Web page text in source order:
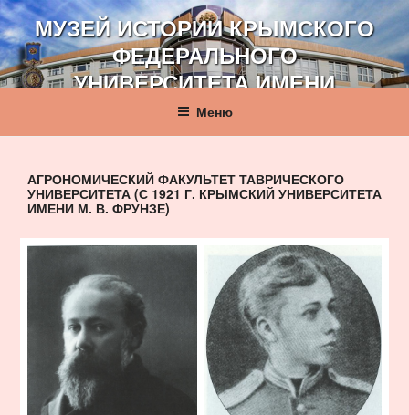
Перейти
к
содержимому
МУЗЕЙ ИСТОРИИ КРЫМСКОГО
ФЕДЕРАЛЬНОГО
УНИВЕРСИТЕТА ИМЕНИ
В. И. ВЕРНАДСКОГО
Меню
АГРОНОМИЧЕСКИЙ ФАКУЛЬТЕТ ТАВРИЧЕСКОГО
УНИВЕРСИТЕТА (С 1921 Г. КРЫМСКИЙ УНИВЕРСИТЕТА
ИМЕНИ М. В. ФРУНЗЕ)